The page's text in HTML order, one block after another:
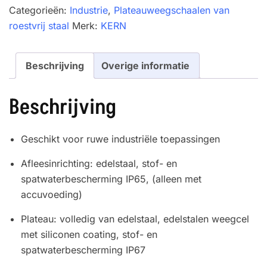
aantal
Categorieën: Industrie, Plateauweegschaalen van
roestvrij staal Merk: KERN
Beschrijving Overige informatie
Beschrijving
Geschikt voor ruwe industriële toepassingen
Afleesinrichting: edelstaal, stof- en
spatwaterbescherming IP65, (alleen met
accuvoeding)
Plateau: volledig van edelstaal, edelstalen weegcel
met siliconen coating, stof- en
spatwaterbescherming IP67